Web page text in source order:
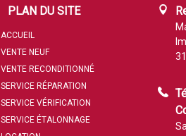
PLAN DU SITE
ACCUEIL
VENTE NEUF
VENTE RECONDITIONNÉ
SERVICE RÉPARATION
SERVICE VÉRIFICATION
SERVICE ÉTALONNAGE